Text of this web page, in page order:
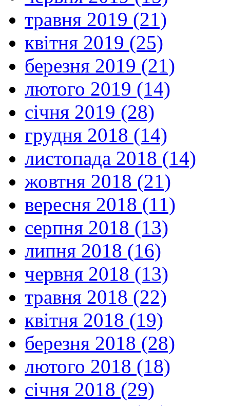
травня 2019 (21)
квітня 2019 (25)
березня 2019 (21)
лютого 2019 (14)
січня 2019 (28)
грудня 2018 (14)
листопада 2018 (14)
жовтня 2018 (21)
вересня 2018 (11)
серпня 2018 (13)
липня 2018 (16)
червня 2018 (13)
травня 2018 (22)
квітня 2018 (19)
березня 2018 (28)
лютого 2018 (18)
січня 2018 (29)